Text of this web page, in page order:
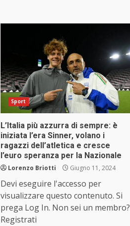
Sport
L’Italia più azzurra di sempre: è
iniziata l’era Sinner, volano i
ragazzi dell’atletica e cresce
l’euro speranza per la Nazionale
Lorenzo Briotti Giugno 11, 2024
Devi eseguire l'accesso per
visualizzare questo contenuto. Si
prega Log In. Non sei un membro?
Registrati